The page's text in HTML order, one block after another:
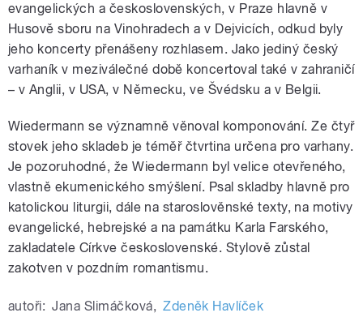
evangelických a československých, v Praze hlavně v
Husově sboru na Vinohradech a v Dejvicích, odkud byly
jeho koncerty přenášeny rozhlasem. Jako jediný český
varhaník v meziválečné době koncertoval také v zahraničí
– v Anglii, v USA, v Německu, ve Švédsku a v Belgii.
Wiedermann se významně věnoval komponování. Ze čtyř
stovek jeho skladeb je téměř čtvrtina určena pro varhany.
Je pozoruhodné, že Wiedermann byl velice otevřeného,
vlastně ekumenického smýšlení. Psal skladby hlavně pro
katolickou liturgii, dále na staroslověnské texty, na motivy
evangelické, hebrejské a na památku Karla Farského,
zakladatele Církve československé. Stylově zůstal
zakotven v pozdním romantismu.
autoři: Jana Slimáčková, Zdeněk Havlíček